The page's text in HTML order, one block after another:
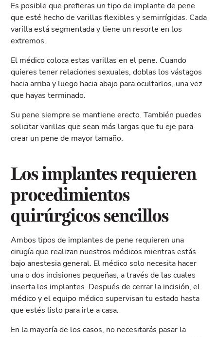
Es posible que prefieras un tipo de implante de pene
que esté hecho de varillas flexibles y semirrígidas. Cada
varilla está segmentada y tiene un resorte en los
extremos.
El médico coloca estas varillas en el pene. Cuando
quieres tener relaciones sexuales, doblas los vástagos
hacia arriba y luego hacia abajo para ocultarlos, una vez
que hayas terminado.
Su pene siempre se mantiene erecto. También puedes
solicitar varillas que sean más largas que tu eje para
crear un pene de mayor tamaño.
Los implantes requieren
procedimientos
quirúrgicos sencillos
Ambos tipos de implantes de pene requieren una
cirugía que realizan nuestros médicos mientras estás
bajo anestesia general. El médico solo necesita hacer
una o dos incisiones pequeñas, a través de las cuales
inserta los implantes. Después de cerrar la incisión, el
médico y el equipo médico supervisan tu estado hasta
que estés listo para irte a casa.
En la mayoría de los casos, no necesitarás pasar la